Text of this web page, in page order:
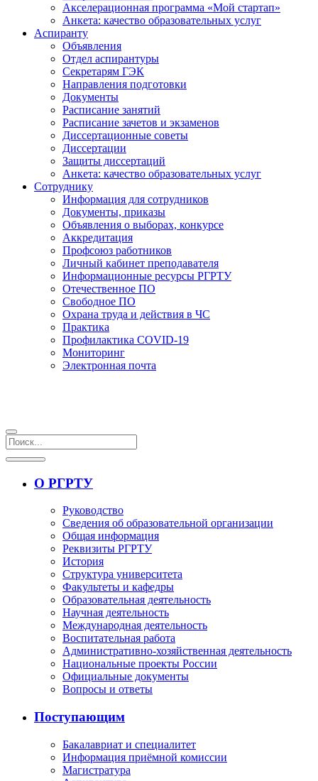
Акселерационная программа «Мой стартап»
Анкета: качество образовательных услуг
Аспиранту
Объявления
Отдел аспирантуры
Секретарям ГЭК
Направления подготовки
Документы
Расписание занятий
Расписание зачетов и экзаменов
Диссертационные советы
Диссертации
Защиты диссертаций
Анкета: качество образовательных услуг
Сотруднику
Информация для сотрудников
Документы, приказы
Объявления о выборах, конкурсе
Аккредитация
Профсоюз работников
Личный кабинет преподавателя
Информационные ресурсы РГРТУ
Отечественное ПО
Свободное ПО
Охрана труда и действия в ЧС
Практика
Профилактика COVID-19
Мониторинг
Электронная почта
О РГРТУ
Руководство
Сведения об образовательной организации
Общая информация
Реквизиты РГРТУ
История
Структура университета
Факультеты и кафедры
Образовательная деятельность
Научная деятельность
Международная деятельность
Воспитательная работа
Административно-хозяйственная деятельность
Национальные проекты России
Официальные документы
Вопросы и ответы
Поступающим
Бакалавриат и специалитет
Информация приёмной комиссии
Магистратура